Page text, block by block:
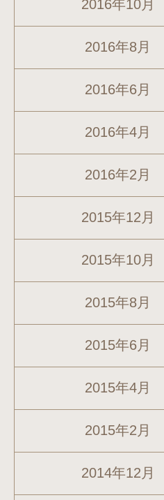
2016年10月
2016年8月
2016年6月
2016年4月
2016年2月
2015年12月
2015年10月
2015年8月
2015年6月
2015年4月
2015年2月
2014年12月